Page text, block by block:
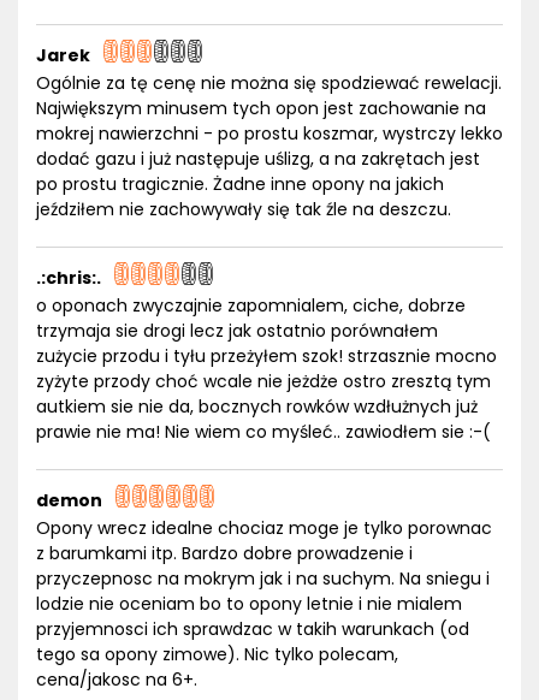
Jarek
Ogólnie za tę cenę nie można się spodziewać rewelacji.
Największym minusem tych opon jest zachowanie na
mokrej nawierzchni - po prostu koszmar, wystrczy lekko
dodać gazu i już następuje uślizg, a na zakrętach jest
po prostu tragicznie. Żadne inne opony na jakich
jeździłem nie zachowywały się tak źle na deszczu.
.:chris:.
o oponach zwyczajnie zapomnialem, ciche, dobrze
trzymaja sie drogi lecz jak ostatnio porównałem
zużycie przodu i tyłu przeżyłem szok! strzasznie mocno
zyżyte przody choć wcale nie jeżdże ostro zresztą tym
autkiem sie nie da, bocznych rowków wzdłużnych już
prawie nie ma! Nie wiem co myśleć.. zawiodłem sie :-(
demon
Opony wrecz idealne chociaz moge je tylko porownac
z barumkami itp. Bardzo dobre prowadzenie i
przyczepnosc na mokrym jak i na suchym. Na sniegu i
lodzie nie oceniam bo to opony letnie i nie mialem
przyjemnosci ich sprawdzac w takih warunkach (od
tego sa opony zimowe). Nic tylko polecam,
cena/jakosc na 6+.